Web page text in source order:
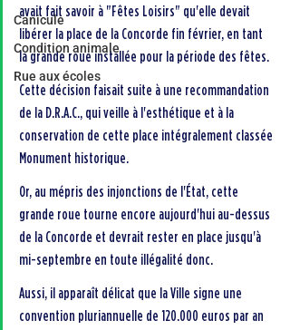
Canicule
Condition animale
Rue aux écoles
avait fait savoir à "Fêtes Loisirs" qu'elle devait
libérer la place de la Concorde fin février, en tant
la grande roue installée pour la période des fêtes.
Cette décision faisait suite à une recommandation
de la D.R.A.C., qui veille à l'esthétique et à la
conservation de cette place intégralement classée
Monument historique.
Or, au mépris des injonctions de l'État, cette
grande roue tourne encore aujourd'hui au-dessus
de la Concorde et devrait rester en place jusqu'à
mi-septembre en toute illégalité donc.
Aussi, il apparaît délicat que la Ville signe une
convention pluriannuelle de 120.000 euros par an